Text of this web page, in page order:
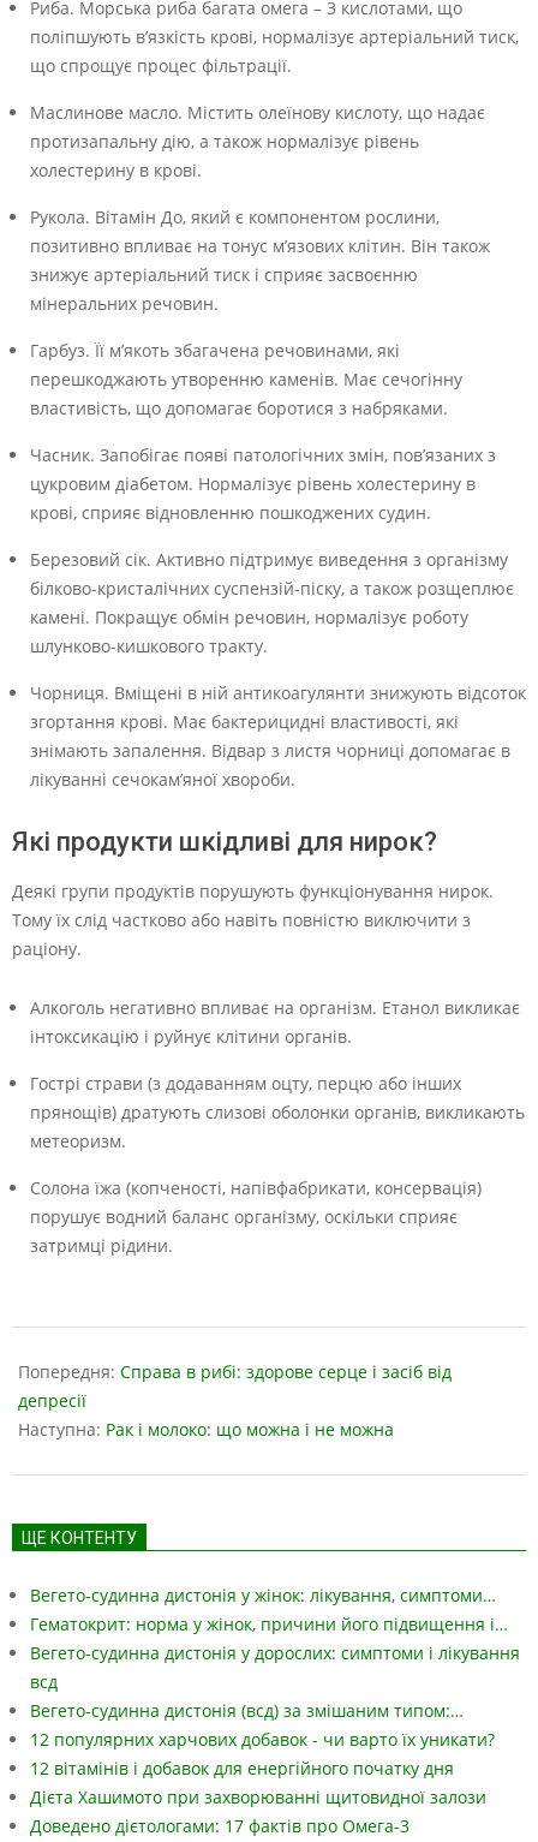
Риба. Морська риба багата омега – 3 кислотами, що
поліпшують в’язкість крові, нормалізує артеріальний тиск,
що спрощує процес фільтрації.
Маслинове масло. Містить олеїнову кислоту, що надає
протизапальну дію, а також нормалізує рівень
холестерину в крові.
Рукола. Вітамін До, який є компонентом рослини,
позитивно впливає на тонус м’язових клітин. Він також
знижує артеріальний тиск і сприяє засвоєнню
мінеральних речовин.
Гарбуз. Її м’якоть збагачена речовинами, які
перешкоджають утворенню каменів. Має сечогінну
властивість, що допомагає боротися з набряками.
Часник. Запобігає появі патологічних змін, пов’язаних з
цукровим діабетом. Нормалізує рівень холестерину в
крові, сприяє відновленню пошкоджених судин.
Березовий сік. Активно підтримує виведення з організму
білково-кристалічних суспензій-піску, а також розщеплює
камені. Покращує обмін речовин, нормалізує роботу
шлунково-кишкового тракту.
Чорниця. Вміщені в ній антикоагулянти знижують відсоток
згортання крові. Має бактерицидні властивості, які
знімають запалення. Відвар з листя чорниці допомагає в
лікуванні сечокам’яної хвороби.
Які продукти шкідливі для нирок?
Деякі групи продуктів порушують функціонування нирок.
Тому їх слід частково або навіть повністю виключити з
раціону.
Алкоголь негативно впливає на організм. Етанол викликає
інтоксикацію і руйнує клітини органів.
Гострі страви (з додаванням оцту, перцю або інших
прянощів) дратують слизові оболонки органів, викликають
метеоризм.
Солона їжа (копченості, напівфабрикати, консервація)
порушує водний баланс організму, оскільки сприяє
затримці рідини.
05-
18
Попередня: Справа в рибі: здорове серце і засіб від
депресії
Наступна: Рак і молоко: що можна і не можна
ЩЕ КОНТЕНТУ
Вегето-судинна дистонія у жінок: лікування, симптоми…
Гематокрит: норма у жінок, причини його підвищення і…
Вегето-судинна дистонія у дорослих: симптоми і лікування
всд
Вегето-судинна дистонія (всд) за змішаним типом:…
12 популярних харчових добавок - чи варто їх уникати?
12 вітамінів і добавок для енергійного початку дня
Дієта Хашимото при захворюванні щитовидної залози
Доведено дієтологами: 17 фактів про Омега-3